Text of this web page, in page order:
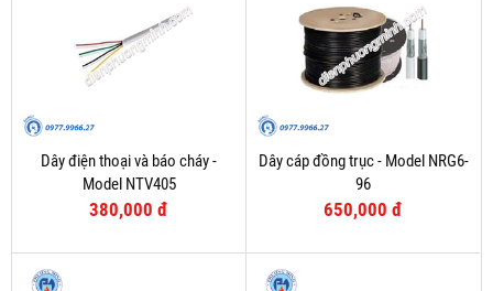
Dây điện thoại và báo cháy -
Model NTV405
380,000 đ
Dây cáp đồng trục - Model NRG6-
96
650,000 đ